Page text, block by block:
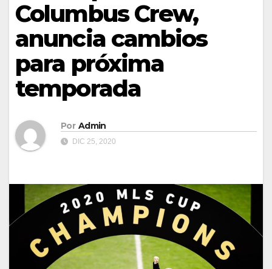
Columbus Crew,
anuncia cambios
para próxima
temporada
Por Admin
DIC 25, 2020